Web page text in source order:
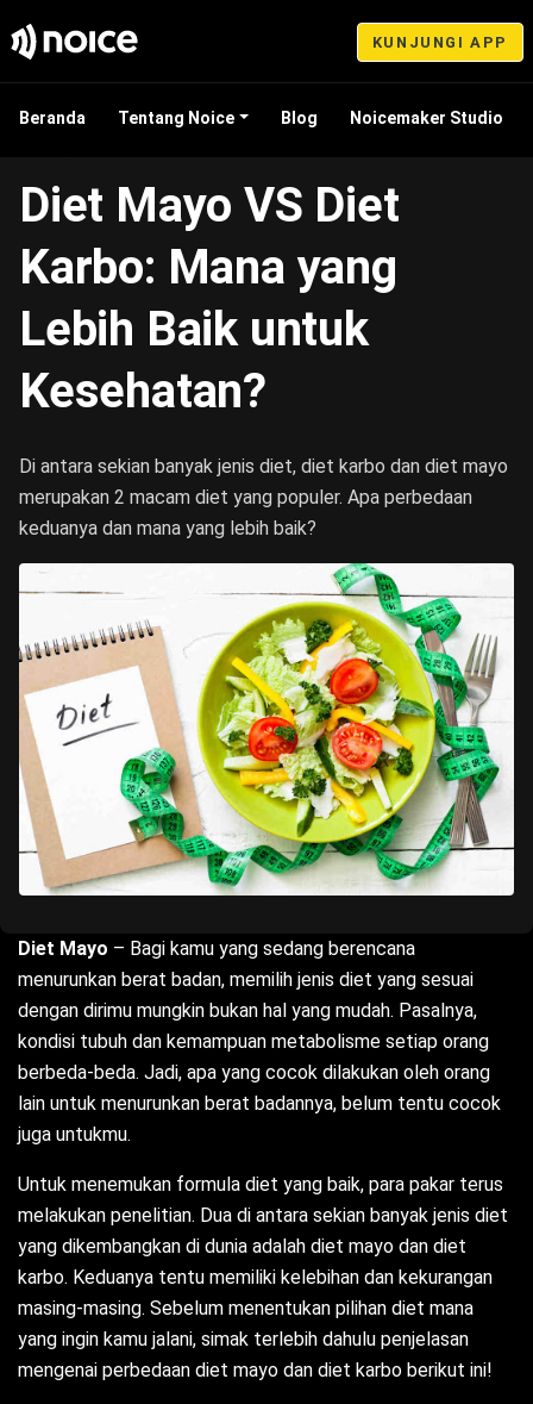
KUNJUNGI APP
Beranda Tentang Noice Blog Noicemaker Studio
Diet Mayo VS Diet
Karbo: Mana yang
Lebih Baik untuk
Kesehatan?
Di antara sekian banyak jenis diet, diet karbo dan diet mayo
merupakan 2 macam diet yang populer. Apa perbedaan
keduanya dan mana yang lebih baik?
Diet Mayo – Bagi kamu yang sedang berencana
menurunkan berat badan, memilih jenis diet yang sesuai
dengan dirimu mungkin bukan hal yang mudah. Pasalnya,
kondisi tubuh dan kemampuan metabolisme setiap orang
berbeda-beda. Jadi, apa yang cocok dilakukan oleh orang
lain untuk menurunkan berat badannya, belum tentu cocok
juga untukmu.
Untuk menemukan formula diet yang baik, para pakar terus
melakukan penelitian. Dua di antara sekian banyak jenis diet
yang dikembangkan di dunia adalah diet mayo dan diet
karbo. Keduanya tentu memiliki kelebihan dan kekurangan
masing-masing. Sebelum menentukan pilihan diet mana
yang ingin kamu jalani, simak terlebih dahulu penjelasan
mengenai perbedaan diet mayo dan diet karbo berikut ini!